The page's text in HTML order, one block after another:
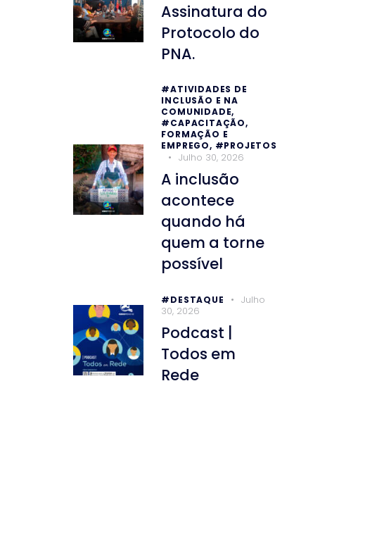
Assinatura do
Protocolo do
PNA.
#ATIVIDADES DE
INCLUSÃO E NA
COMUNIDADE,
#CAPACITAÇÃO,
FORMAÇÃO E
EMPREGO, #PROJETOS
Julho 30, 2026
A inclusão
acontece
quando há
quem a torne
possível
#DESTAQUE
Julho
30, 2026
Podcast |
Todos em
Rede